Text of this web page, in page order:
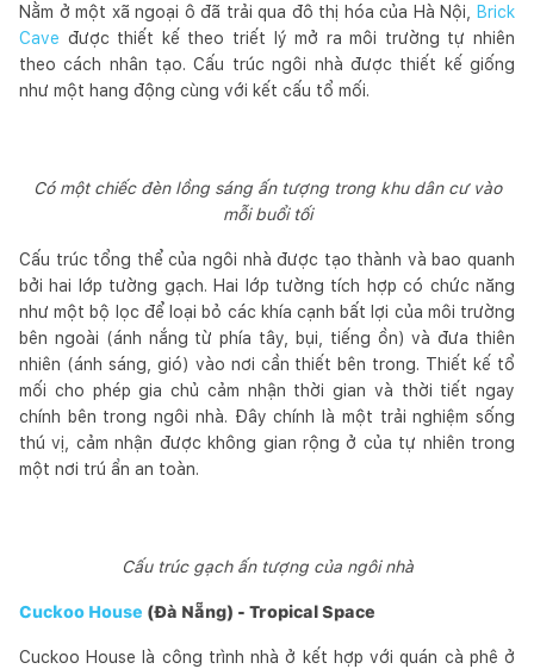
Nằm ở một xã ngoại ô đã trải qua đô thị hóa của Hà Nội,
Brick
Cave được thiết kế theo triết lý mở ra môi trường tự nhiên
theo cách nhân tạo. Cấu trúc ngôi nhà được thiết kế giống
như một hang động cùng với kết cấu tổ mối.
Có một chiếc đèn lồng sáng ấn tượng trong khu dân cư vào
mỗi buổi tối
Cấu trúc tổng thể của ngôi nhà được tạo thành và bao quanh
bởi hai lớp tường gạch. Hai lớp tường tích hợp có chức năng
như một bộ lọc để loại bỏ các khía cạnh bất lợi của môi trường
bên ngoài (ánh nắng từ phía tây, bụi, tiếng ồn) và đưa thiên
nhiên (ánh sáng, gió) vào nơi cần thiết bên trong. Thiết kế tổ
mối cho phép gia chủ cảm nhận thời gian và thời tiết ngay
chính bên trong ngôi nhà. Đây chính là một trải nghiệm sống
thú vị, cảm nhận được không gian rộng ở của tự nhiên trong
một nơi trú ẩn an toàn.
Cấu trúc gạch ấn tượng của ngôi nhà
Cuckoo House (Đà Nẵng) - Tropical Space
Cuckoo House là công trình nhà ở kết hợp với quán cà phê ở